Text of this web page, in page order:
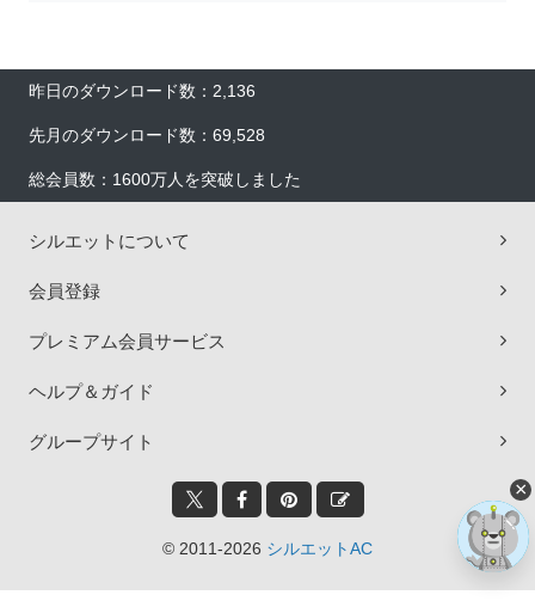
昨日のダウンロード数：2,136
先月のダウンロード数：69,528
総会員数：1600万人を突破しました
シルエットについて
会員登録
プレミアム会員サービス
ヘルプ＆ガイド
グループサイト
© 2011-2026 シルエットAC
×